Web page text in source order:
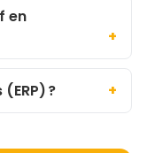
en
?